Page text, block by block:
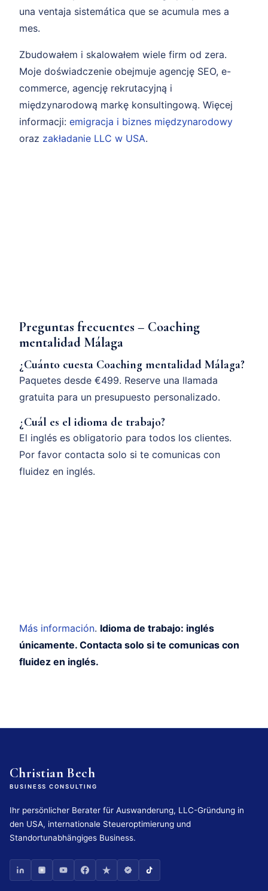
una ventaja sistemática que se acumula mes a
mes.
Zbudowałem i skalowałem wiele firm od zera.
Moje doświadczenie obejmuje agencję SEO, e-
commerce, agencję rekrutacyjną i
międzynarodową markę konsultingową. Więcej
informacji: emigracja i biznes międzynarodowy
oraz zakładanie LLC w USA.
Preguntas frecuentes – Coaching
mentalidad Málaga
¿Cuánto cuesta Coaching mentalidad Málaga?
Paquetes desde €499. Reserve una llamada
gratuita para un presupuesto personalizado.
¿Cuál es el idioma de trabajo?
El inglés es obligatorio para todos los clientes.
Por favor contacta solo si te comunicas con
fluidez en inglés.
Más información. Idioma de trabajo: inglés
únicamente. Contacta solo si te comunicas con
fluidez en inglés.
Christian Bech
BUSINESS CONSULTING
Ihr persönlicher Berater für Auswanderung, LLC-Gründung in
den USA, internationale Steueroptimierung und
Standortunabhängiges Business.